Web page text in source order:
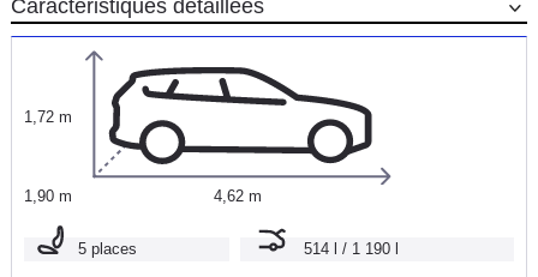
Caractéristiques détaillées
1,72 m
1,90 m 4,62 m
5 places 514 l / 1 190 l